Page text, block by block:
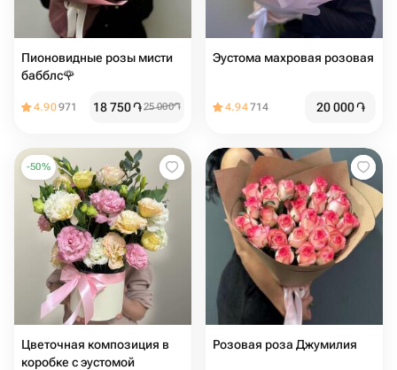
Пионовидные розы мисти
бабблс🌹
4.90971 18 750֏25 000֏
Эустома махровая розовая
4.94714 20 000֏
-50%
Цветочная композиция в
коробке с эустомой
Розовая роза Джумилия